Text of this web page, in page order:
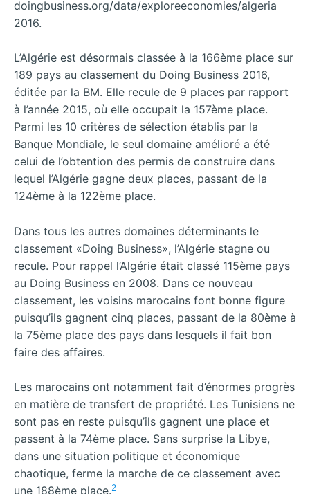
doingbusiness.org/data/exploreeconomies/algeria
2016.
L’Algérie est désormais classée à la 166ème place sur
189 pays au classement du Doing Business 2016,
éditée par la BM. Elle recule de 9 places par rapport
à l’année 2015, où elle occupait la 157ème place.
Parmi les 10 critères de sélection établis par la
Banque Mondiale, le seul domaine amélioré a été
celui de l’obtention des permis de construire dans
lequel l’Algérie gagne deux places, passant de la
124ème à la 122ème place.
Dans tous les autres domaines déterminants le
classement «Doing Business», l’Algérie stagne ou
recule. Pour rappel l’Algérie était classé 115ème pays
au Doing Business en 2008. Dans ce nouveau
classement, les voisins marocains font bonne figure
puisqu’ils gagnent cinq places, passant de la 80ème à
la 75ème place des pays dans lesquels il fait bon
faire des affaires.
Les marocains ont notamment fait d’énormes progrès
en matière de transfert de propriété. Les Tunisiens ne
sont pas en reste puisqu’ils gagnent une place et
passent à la 74ème place. Sans surprise la Libye,
dans une situation politique et économique
chaotique, ferme la marche de ce classement avec
une 188ème place.2